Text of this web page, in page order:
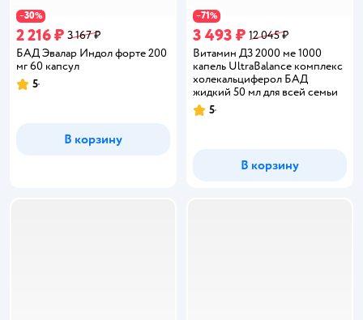
−30%
2 216 ₽ 3 167 ₽
БАД Эвалар Индол форте 200
мг 60 капсул
Рейтинг:
5
В корзину
−71%
3 493 ₽ 12 045 ₽
Витамин Д3 2000 ме 1000
капель UltraBalance комплекс
холекальциферол БАД
жидкий 50 мл для всей семьи
Рейтинг:
5
В корзину